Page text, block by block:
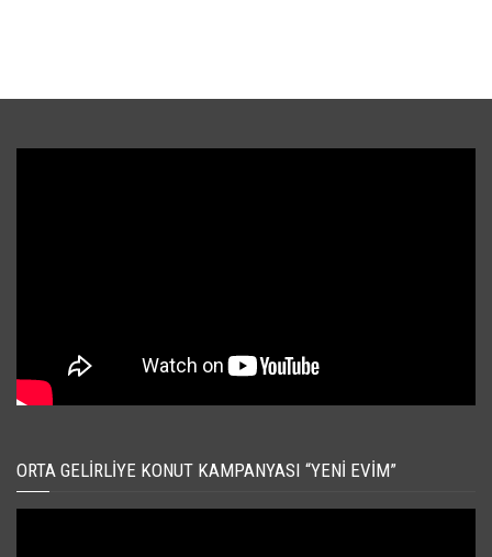
ORTA GELIRLIYE KONUT KAMPANYASI “YENI EVIM”